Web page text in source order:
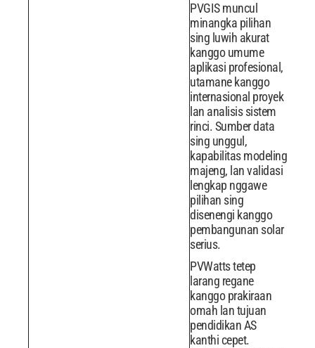
PVGIS muncul
minangka pilihan
sing luwih akurat
kanggo umume
aplikasi profesional,
utamane kanggo
internasional proyek
lan analisis sistem
rinci. Sumber data
sing unggul,
kapabilitas modeling
majeng, lan validasi
lengkap nggawe
pilihan sing
disenengi kanggo
pembangunan solar
serius.
PVWatts tetep
larang regane
kanggo prakiraan
omah lan tujuan
pendidikan AS
kanthi cepet.